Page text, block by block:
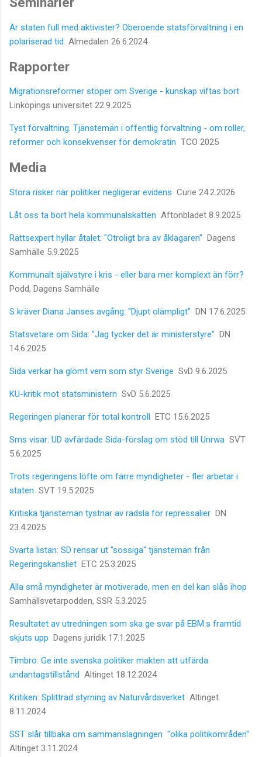
Är staten full med aktivister? Oberoende statsförvaltning i en
polariserad tid Almedalen 26.6.2024
Rapporter
Migrationsreformer stöper om Sverige - kunskap viftas bort
Linköpings universitet 22.9.2025
Tyst förvaltning. Tjänstemän i offentlig förvaltning - om roller,
reformer och konsekvenser för demokratin TCO 2025
Media
Stora risker när politiker negligerar evidens Curie 24.2.2026
Låt oss ta bort hela kommunalskatten Aftonbladet 8.9.2025
Rättsexpert hyllar åtalet: "Otroligt bra av åklagaren" Dagens
Samhälle 5.9.2025
Kommunalt självstyre i kris - eller bara mer komplext än förr?
Podd, Dagens Samhälle
S kräver Diana Janses avgång: "Djupt olämpligt" DN 17.6.2025
Statsvetare om Sida: "Jag tycker det är ministerstyre" DN
14.6.2025
Sida verkar ha glömt vem som styr Sverige SvD 9.6.2025
KU-kritik mot statsministern SvD 5.6.2025
Regeringen planerar för total kontroll ETC 15.6.2025
Sms visar: UD avfärdade Sida-förslag om stöd till Unrwa SVT
5.6.2025
Trots regeringens löfte om färre myndigheter - fler arbetar i
staten SVT 19.5.2025
Kritiska tjänstemän tystnar av rädsla för repressalier DN
23.4.2025
Svarta listan: SD rensar ut "sossiga" tjänstemän från
Regeringskansliet ETC 25.3.2025
Alla små myndigheter är motiverade, men en del kan slås ihop
Samhällsvetarpodden, SSR 5.3.2025
Resultatet av utredningen som ska ge svar på EBM:s framtid
skjuts upp Dagens juridik 17.1.2025
Timbro: Ge inte svenska politiker makten att utfärda
undantagstillstånd Altinget 18.12.2024
Kritiken: Splittrad styrning av Naturvårdsverket Altinget
8.11.2024
SST slår tillbaka om sammanslagningen "olika politikområden"
Altinget 3.11.2024